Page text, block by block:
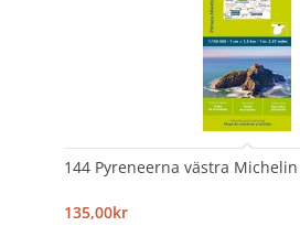
144 Pyreneerna västra Michelin
135,00kr